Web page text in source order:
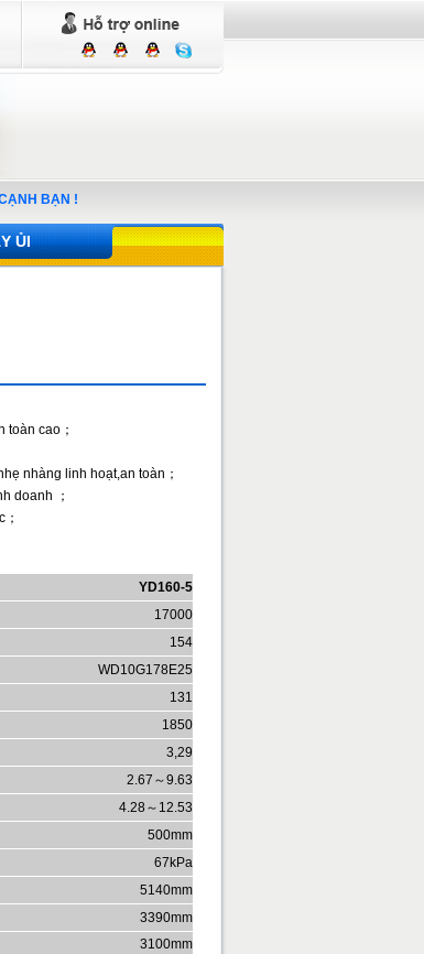
BẠN !
ỦI
cao；
nhàng linh hoạt,an toàn；
doanh ；
YD160-5
17000
154
WD10G178E25
131
1850
3,29
2.67～9.63
4.28～12.53
500mm
67kPa
5140mm
3390mm
3100mm